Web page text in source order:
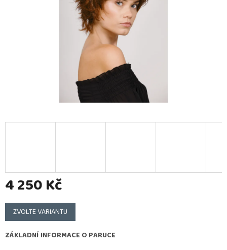
4 250 Kč
Měrná
cena:
ZVOLTE VARIANTU
ZÁKLADNÍ INFORMACE O PARUCE